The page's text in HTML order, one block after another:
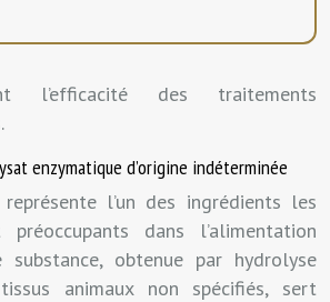
l’efficacité des traitements
enzymatique d’origine indéterminée
l’un des ingrédients les
dans l’alimentation
substance, obtenue par hydrolyse
animaux non spécifiés, sert